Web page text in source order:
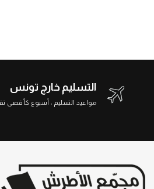
التسليم خارج تونس
مواعيد التسليم : أسبوع كأقصى